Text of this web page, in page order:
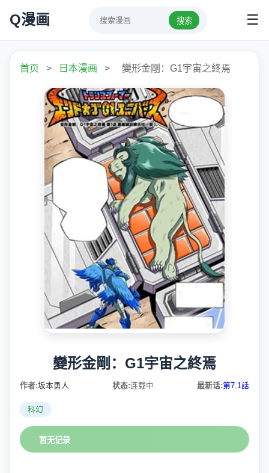
Q漫画 搜索 ☰
首页 > 日本漫画 > 變形金剛：G1宇宙之終焉
變形金剛：G1宇宙之終焉
作者:坂本勇人 状态:连载中 最新话:第7.1話
科幻
暂无记录